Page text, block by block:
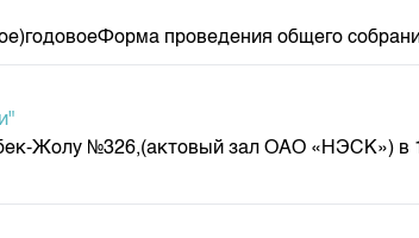
проведения общего
Жолу №326,(актовый зал ОАО «НЭСК») в